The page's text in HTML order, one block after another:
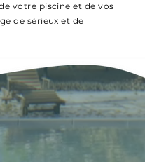
votre piscine et de vos
de sérieux et de